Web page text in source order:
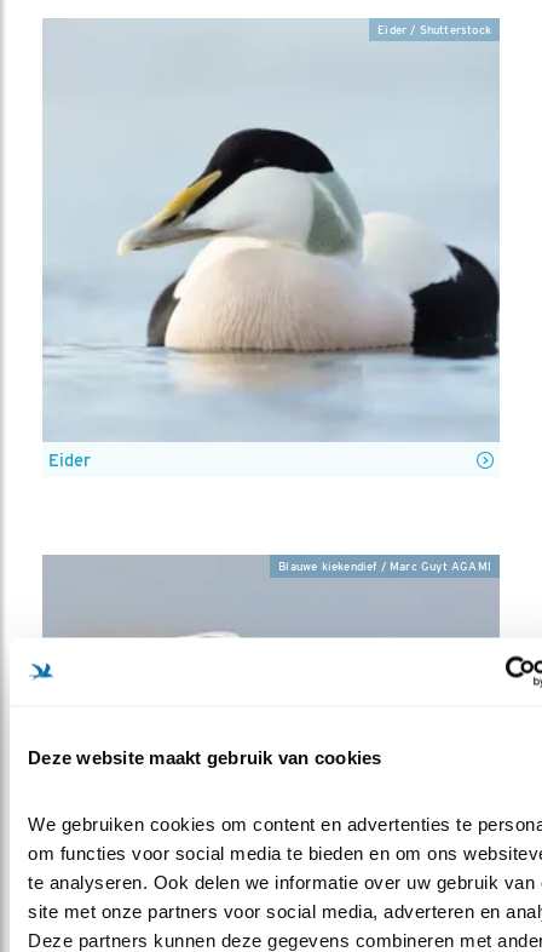
Deze website maakt gebruik van cookies
We gebruiken cookies om content en advertenties te
om functies voor social media te bieden en om ons
te analyseren. Ook delen we informatie over uw gebruik van
site met onze partners voor social media, adverteren en
Deze partners kunnen deze gegevens combineren met
Eider
Eider / Shutterstock
Blauwe kiekendief / Marc Guyt AGAMI